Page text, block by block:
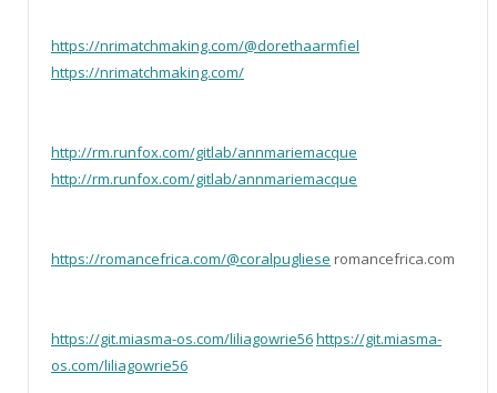
https://nrimatchmaking.com/@dorethaarmfiel
https://nrimatchmaking.com/
http://rm.runfox.com/gitlab/annmariemacque
http://rm.runfox.com/gitlab/annmariemacque
https://romancefrica.com/@coralpugliese romancefrica.com
https://git.miasma-os.com/liliagowrie56https://git.miasma-
os.com/liliagowrie56